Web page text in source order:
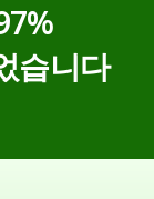
습니다